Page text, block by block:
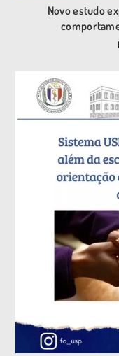
Novo estudo